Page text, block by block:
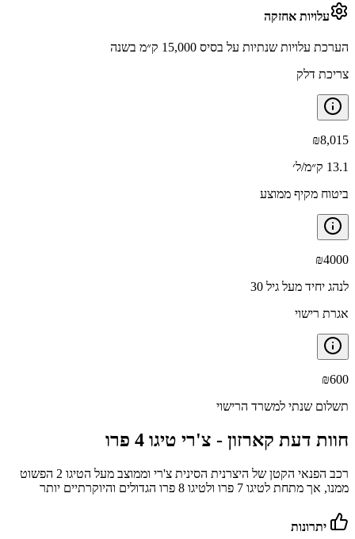
עלויות אחזקה
הערכת עלויות שנתיות על בסיס 15,000 ק״מ בשנה
צריכת דלק
₪8,015
13.1 ק״מ/ל׳
ביטוח מקיף ממוצע
₪4000
לנהג יחיד מעל גיל 30
אגרת רישוי
₪600
תשלום שנתי למשרד הרישוי
חוות דעת קארזון - צ'רי טיגו 4 פרו
רכב הפנאי הקטן של היצרנית הסינית צ'רי וממוצב מעל הטיגו 2 הפשוט
ממנו, אך מתחת לטיגו 7 פרו ולטיגו 8 פרו הגדולים והיוקרתיים יותר
יתרונות